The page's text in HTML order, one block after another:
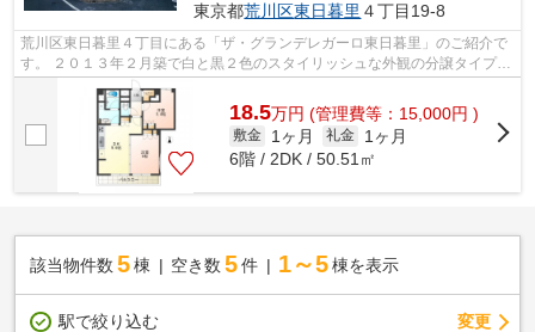
東京都荒川区東日暮里 ４丁目19-8
荒川区東日暮里４丁目にある「ザ・グランデレガーロ東日暮里」のご紹介で
す。 ２０１３年２月築で白と黒２色のスタイリッシュな外観の分譲タイプマ
ンション。鉄筋コンクリート造の７...
18.5万円 (管理費等：15,000円 )
敷金 1ヶ月 礼金
1ヶ月
6階 / 2DK / 50.51㎡
該当物件数 5棟 空き数 5 件 1～5 棟を表示
駅で絞り込む 変更